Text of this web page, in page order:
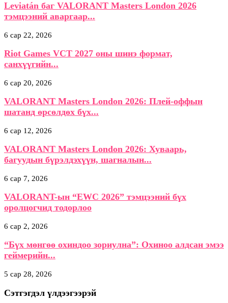
Leviatán баг VALORANT Masters London 2026
тэмцээний аваргаар...
6 сар 22, 2026
Riot Games VCT 2027 оны шинэ формат,
санхүүгийн...
6 сар 20, 2026
VALORANT Masters London 2026: Плей-оффын
шатанд өрсөлдөх бүх...
6 сар 12, 2026
VALORANT Masters London 2026: Хуваарь,
багуудын бүрэлдэхүүн, шагналын...
6 сар 7, 2026
VALORANT-ын “EWC 2026” тэмцээний бүх
оролцогчид тодорлоо
6 сар 2, 2026
“Бүх мөнгөө охиндоо зориулна”: Охиноо алдсан эмээ
геймерийн...
5 сар 28, 2026
Сэтгэгдэл үлдээгээрэй